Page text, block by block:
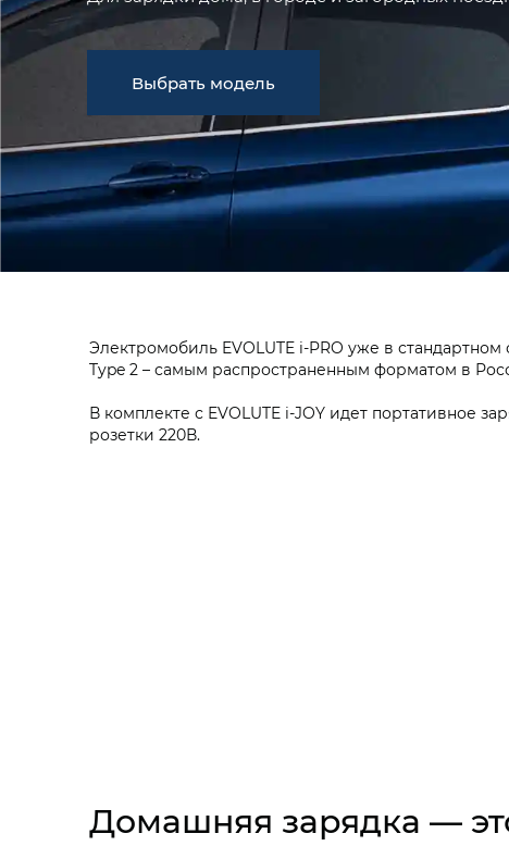
Выбрать модель
Электромобиль EVOLUTE i‑PRO уже в
Type 2 – самым распространенным форматом в
В комплекте с EVOLUTE i‑JOY идет портативное
розетки 220В.
Домашняя зарядка —